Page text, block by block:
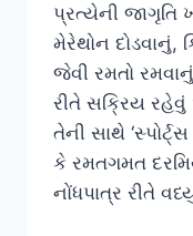
પ્રત્યેની જાગૃતિ
મેરેથોન દોડવાનું,
જેવી રમતો
રીતે સક્રિય
તેની સાથે
કે રમતગમત
નોંધપાત્ર રીતે